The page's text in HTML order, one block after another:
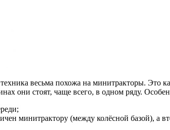
весьма похожа на минитракторы. Это
они стоят, чаще всего, в одном ряду.
минитрактору (между колёсной базой), а